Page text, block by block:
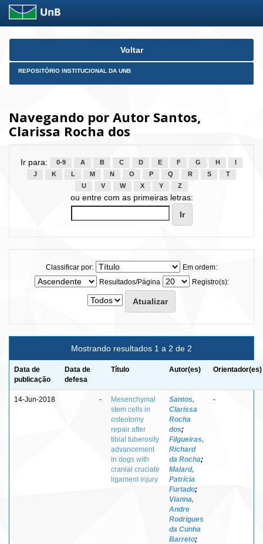
Skip
Voltar
REPOSITÓRIO INSTITUCIONAL DA UNB
Navegando por Autor Santos,
Clarissa Rocha dos
Ir para: 0-9 A B C D E F G H
J
K L M N O P Q R S
T
U
V W X Y Z
ou entre com as primeiras letras:
Classificar por:
Em ordem:
Resultados/Página
Registro(s):
Mostrando resultados 1 a 2 de 2
Data de
publicação
Data de
defesa
Título Autor(es) Orientador(es)
14-Jun-2018 -
Mesenchymal
stem cells in
osteotomy
repair after
tibial tuberosity
advancement
in dogs with
cranial cruciate
ligament injury
Santos,
Clarissa
Rocha
dos;
Filgueiras,
Richard
da Rocha;
Malard,
Patrícia
Furtado;
Vianna,
Andre
Rodrigues
da Cunha
Barreto;
-